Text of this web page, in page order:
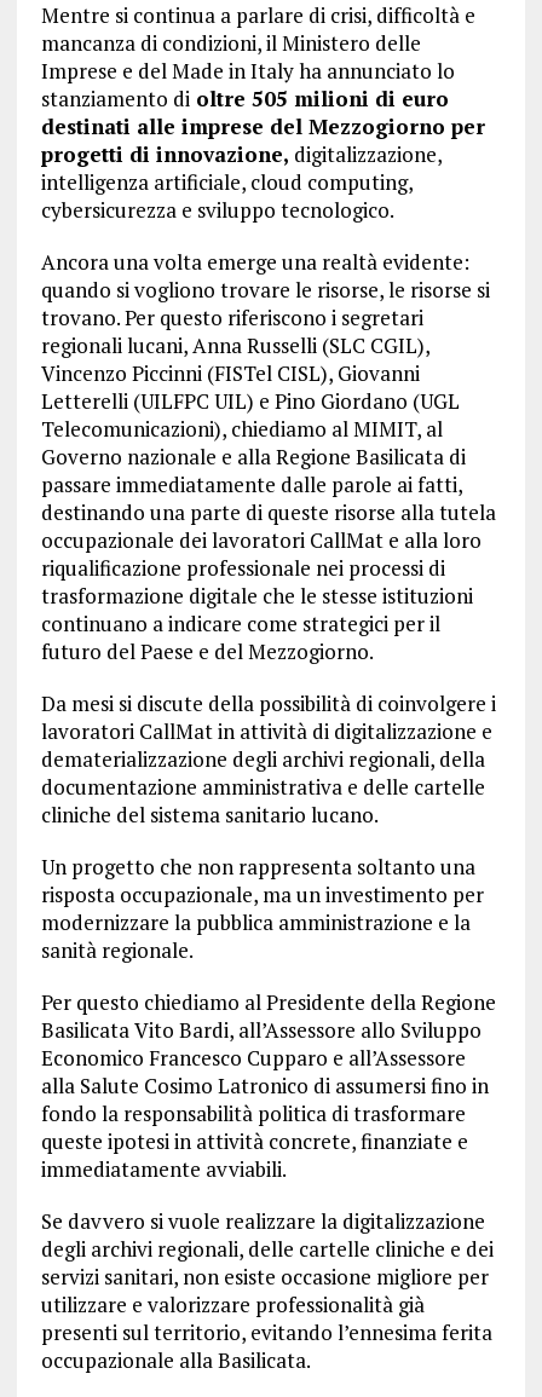
Mentre si continua a parlare di crisi, difficoltà e
mancanza di condizioni, il Ministero delle
Imprese e del Made in Italy ha annunciato lo
stanziamento dioltre 505 milioni di euro
destinati alle imprese del Mezzogiorno per
progetti di innovazione, digitalizzazione,
intelligenza artificiale, cloud computing,
cybersicurezza e sviluppo tecnologico.
Ancora una volta emerge una realtà evidente:
quando si vogliono trovare le risorse, le risorse si
trovano. Per questo riferiscono i segretari
regionali lucani, Anna Russelli (SLC CGIL),
Vincenzo Piccinni (FISTel CISL), Giovanni
Letterelli (UILFPC UIL) e Pino Giordano (UGL
Telecomunicazioni), chiediamo al MIMIT, al
Governo nazionale e alla Regione Basilicata di
passare immediatamente dalle parole ai fatti,
destinando una parte di queste risorse alla tutela
occupazionale dei lavoratori CallMat e alla loro
riqualificazione professionale nei processi di
trasformazione digitale che le stesse istituzioni
continuano a indicare come strategici per il
futuro del Paese e del Mezzogiorno.
Da mesi si discute della possibilità di coinvolgere i
lavoratori CallMat in attività di digitalizzazione e
dematerializzazione degli archivi regionali, della
documentazione amministrativa e delle cartelle
cliniche del sistema sanitario lucano.
Un progetto che non rappresenta soltanto una
risposta occupazionale, ma un investimento per
modernizzare la pubblica amministrazione e la
sanità regionale.
Per questo chiediamo al Presidente della Regione
Basilicata Vito Bardi, all’Assessore allo Sviluppo
Economico Francesco Cupparo e all’Assessore
alla Salute Cosimo Latronico di assumersi fino in
fondo la responsabilità politica di trasformare
queste ipotesi in attività concrete, finanziate e
immediatamente avviabili.
Se davvero si vuole realizzare la digitalizzazione
degli archivi regionali, delle cartelle cliniche e dei
servizi sanitari, non esiste occasione migliore per
utilizzare e valorizzare professionalità già
presenti sul territorio, evitando l’ennesima ferita
occupazionale alla Basilicata.